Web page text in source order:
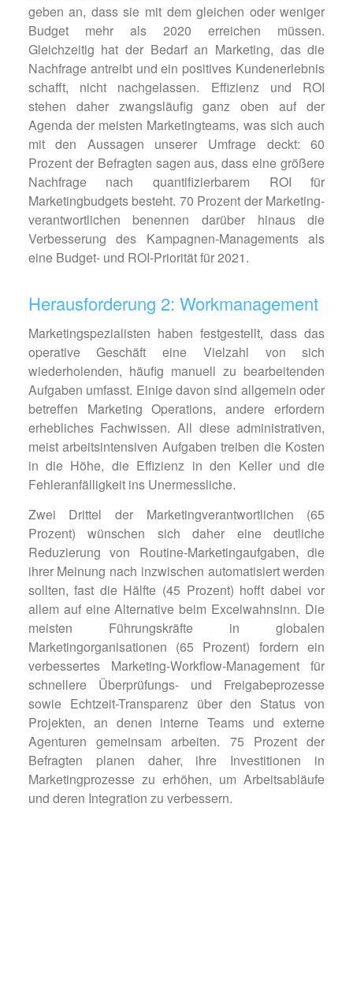
geben an, dass sie mit dem gleichen oder weniger
Budget mehr als 2020 erreichen müssen.
Gleichzeitig hat der Bedarf an Marketing, das die
Nachfrage antreibt und ein positives Kundenerlebnis
schafft, nicht nachgelassen. Effizienz und ROI
stehen daher zwangsläufig ganz oben auf der
Agenda der meisten Marketingteams, was sich auch
mit den Aussagen unserer Umfrage deckt: 60
Prozent der Befragten sagen aus, dass eine größere
Nachfrage nach quantifizierbarem ROI für
Marketingbudgets besteht. 70 Prozent der Marketing­
verantwortlichen benennen darüber hinaus die
Verbesserung des Kampagnen-Managements als
eine Budget- und ROI-Priorität für 2021.
Herausforderung 2: Workmanagement
Marketingspezialisten haben festgestellt, dass das
operative Geschäft eine Vielzahl von sich
wiederholenden, häufig manuell zu bearbeitenden
Aufgaben umfasst. Einige davon sind allgemein oder
betreffen Marketing Operations, andere erfordern
erhebliches Fachwissen. All diese administrativen,
meist arbeitsintensiven Aufgaben treiben die Kosten
in die Höhe, die Effizienz in den Keller und die
Fehleranfälligkeit ins Unermessliche.
Zwei Drittel der Marketingverantwortlichen (65
Prozent) wünschen sich daher eine deutliche
Reduzierung von Routine-Marketingaufgaben, die
ihrer Meinung nach inzwischen automatisiert werden
sollten, fast die Hälfte (45 Prozent) hofft dabei vor
allem auf eine Alternative beim Excel­wahnsinn. Die
meisten Führungskräfte in globalen
Marketingorganisationen (65 Prozent) fordern ein
verbessertes Marketing-Workflow-Management für
schnellere Überprüfungs- und Freigabeprozesse
sowie Echtzeit-Transparenz über den Status von
Projekten, an denen interne Teams und externe
Agenturen gemeinsam arbeiten. 75 Prozent der
Befragten planen daher, ihre Investitionen in
Marketingprozesse zu erhöhen, um Arbeitsabläufe
und deren Integration zu verbessern.